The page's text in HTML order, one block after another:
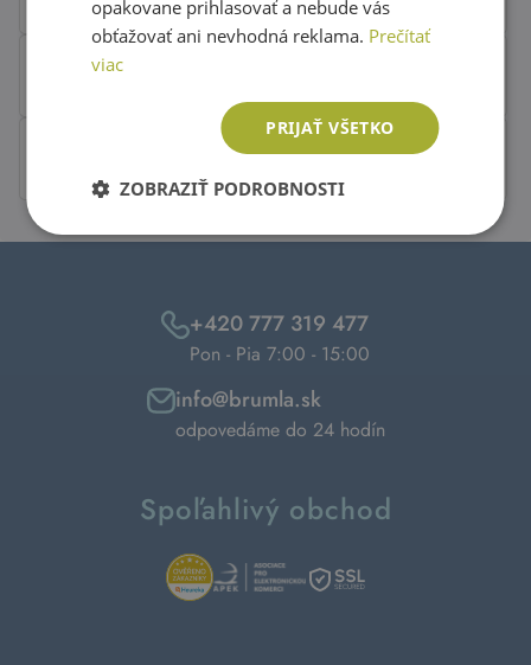
+420 777 319 477
Pon - Pia 7:00 - 15:00
info@brumla.sk
odpovedáme do 24 hodín
Spoľahlivý obchod
opakovane prihlasovať a nebude vás
obťažovať ani nevhodná reklama. Prečítať
viac
PRIJAŤ VŠETKO
ZOBRAZIŤ PODROBNOSTI